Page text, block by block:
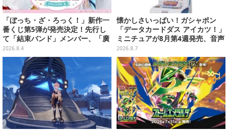
「ぼっち・ざ・ろっく！」新作一
番くじ第5弾が発売決定！先行し
て「結束バンド」メンバー、「廣
井きくり」のメイド衣装フィギュ
アを公開
2026.8.4
懐かしさいっぱい！ガシャポン
「データカードダス アイカツ！」
ミニチュアが8月第4週発売、音声
が流れる特別仕様も当たる
2026.8.7